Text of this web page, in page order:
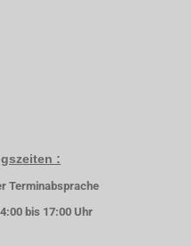
:
Terminabsprache
bis 17:00 Uhr